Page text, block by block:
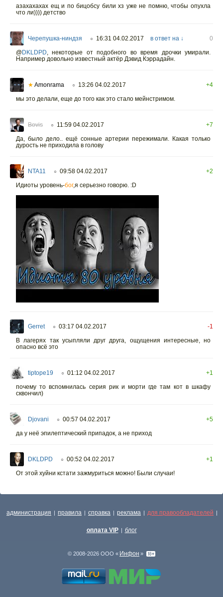
азахахахах ещ и по бицобсу били хз уже не помню, чтобы опухла
что ли)))) детство
Черепушка-ниндзя ○ 16:31 04.02.2017 в ответ на ↓
0
@DKLDPD,некоторые от подобного во время дрочки умирали.
Например довольно известный актёр Дэвид Кэррадайн.
★ Amonrama ○ 13:26 04.02.2017
+4
мы это делали, еще до того как это стало мейнстримом.
Bovis ○ 11:59 04.02.2017
+7
Да, было дело.. ещё сонные артерии пережимали. Какая только
дурость не приходила в голову
NTA11 ○ 09:58 04.02.2017
+2
Идиоты уровень-бог,я серьезно говорю. :D
Gerret ○ 03:17 04.02.2017
-1
В лагерях так усыпляли друг друга, ощущения интересные, но
опасно всё это
tiptope19 ○ 01:12 04.02.2017
+1
почему то вспомнилась серия рик и морти где там кот в шкафу
сквончил)
Djovani ○ 00:57 04.02.2017
+5
да у неё эпилептический припадок, а не приход
DKLDPD ○ 00:52 04.02.2017
+1
От этой хуйни кстати зажмуриться можно! Были случаи!
администрация | правила | справка | реклама | для правообладателей |
оплата VIP | блог
© 2008-2026 ООО « Инфон »